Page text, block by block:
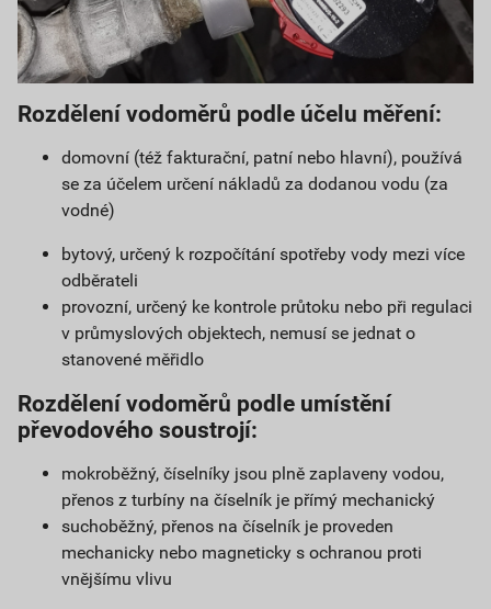
Rozdělení vodoměrů podle účelu měření:
domovní (též fakturační, patní nebo hlavní), používá
se za účelem určení nákladů za dodanou vodu (za
vodné)
bytový, určený k rozpočítání spotřeby vody mezi více
odběrateli
provozní, určený ke kontrole průtoku nebo při regulaci
v průmyslových objektech, nemusí se jednat o
stanovené měřidlo
Rozdělení vodoměrů podle umístění
převodového soustrojí:
mokroběžný, číselníky jsou plně zaplaveny vodou,
přenos z turbíny na číselník je přímý mechanický
suchoběžný, přenos na číselník je proveden
mechanicky nebo magneticky s ochranou proti
vnějšímu vlivu